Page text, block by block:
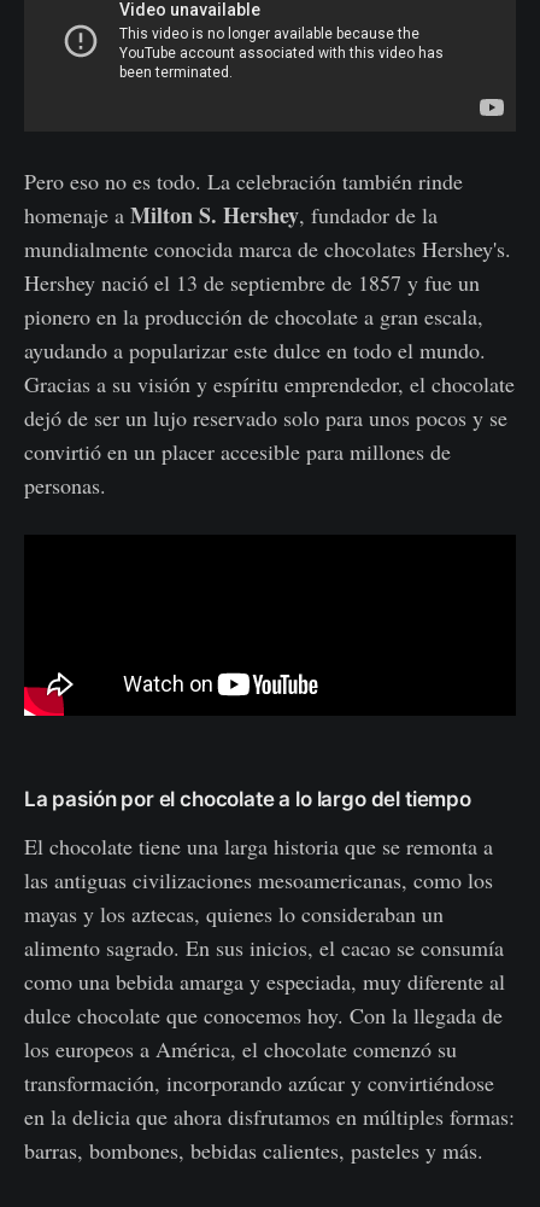
Pero eso no es todo. La celebración también rinde
homenaje a Milton S. Hershey, fundador de la
mundialmente conocida marca de chocolates Hershey's.
Hershey nació el 13 de septiembre de 1857 y fue un
pionero en la producción de chocolate a gran escala,
ayudando a popularizar este dulce en todo el mundo.
Gracias a su visión y espíritu emprendedor, el chocolate
dejó de ser un lujo reservado solo para unos pocos y se
convirtió en un placer accesible para millones de
personas.
La pasión por el chocolate a lo largo del tiempo
El chocolate tiene una larga historia que se remonta a
las antiguas civilizaciones mesoamericanas, como los
mayas y los aztecas, quienes lo consideraban un
alimento sagrado. En sus inicios, el cacao se consumía
como una bebida amarga y especiada, muy diferente al
dulce chocolate que conocemos hoy. Con la llegada de
los europeos a América, el chocolate comenzó su
transformación, incorporando azúcar y convirtiéndose
en la delicia que ahora disfrutamos en múltiples formas:
barras, bombones, bebidas calientes, pasteles y más.